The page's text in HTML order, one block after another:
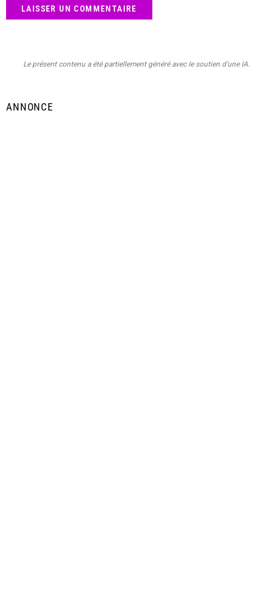
Le présent contenu a été partiellement généré avec le soutien d’une IA.
ANNONCE